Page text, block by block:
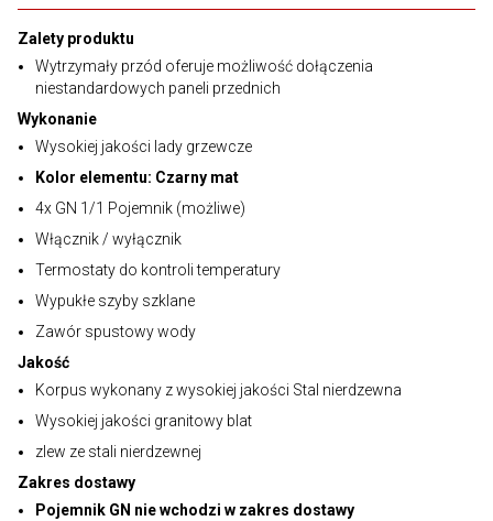
Zalety produktu
Wytrzymały przód oferuje możliwość dołączenia
niestandardowych paneli przednich
Wykonanie
Wysokiej jakości lady grzewcze
Kolor elementu: Czarny mat
4x GN 1/1 Pojemnik (możliwe)
Włącznik / wyłącznik
Termostaty do kontroli temperatury
Wypukłe szyby szklane
Zawór spustowy wody
Jakość
Korpus wykonany z wysokiej jakości Stal nierdzewna
Wysokiej jakości granitowy blat
zlew ze stali nierdzewnej
Zakres dostawy
Pojemnik GN nie wchodzi w zakres dostawy